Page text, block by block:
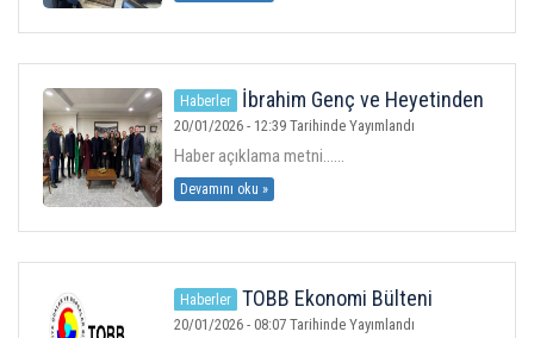
Haberler
İbrahim Genç ve Heyetinden
Borsamıza Ziyaret
20/01/2026 - 12:39 Tarihinde Yayımlandı
Haber açıklama metni......
Devamını oku »
Haberler
TOBB Ekonomi Bülteni
Yayında
20/01/2026 - 08:07 Tarihinde Yayımlandı